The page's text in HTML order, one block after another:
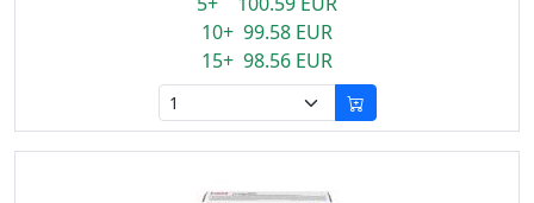
10+ 99.58 EUR
15+ 98.56 EUR